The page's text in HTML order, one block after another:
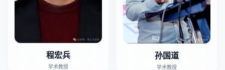
程宏兵
学术教授
孙国道
学术教授